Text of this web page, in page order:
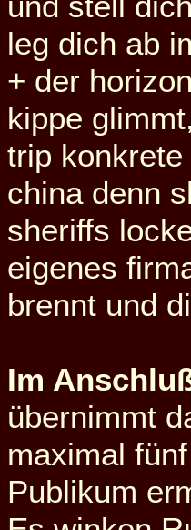
leg dich ab
+ der
kippe
trip
china denn
sheriffs
eigenes
brennt und
Im
übernimmt
maximal
Publikum